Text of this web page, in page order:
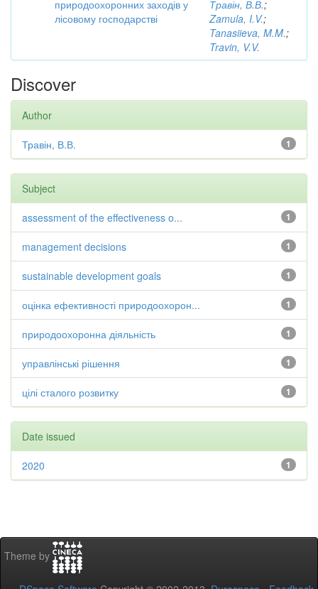
природоохоронних заходів у
лісовому господарстві
Травін, В.В.;
Zamula, I.V.;
Tanasiieva, M.M.;
Travin, V.V.
Discover
Author
1
Травін, В.В.
Subject
1
assessment of the effectiveness o...
1
management decisions
1
sustainable development goals
1
оцінка ефективності природоохорон...
1
природоохоронна діяльність
1
управлінські рішення
1
цілі сталого розвитку
Date issued
1
2020
Theme by